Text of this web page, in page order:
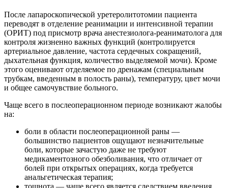
После лапароскопической уретеролитотомии пациента
переводят в отделение реанимации и интенсивной терапии
(ОРИТ) под присмотр врача анестезиолога-реаниматолога для
контроля жизненно важных функций (контролируется
артериальное давление, частота сердечных сокращений,
дыхательная функция, количество выделяемой мочи). Кроме
этого оценивают отделяемое по дренажам (специальным
трубкам, введенным в полость раны), температуру, цвет мочи
и общее самочувствие больного.
Чаще всего в послеоперационном периоде возникают жалобы
на:
боли в области послеоперационной раны —
большинство пациентов ощущают незначительные
боли, которые зачастую даже не требуют
медикаментозного обезболивания, что отличает от
болей при открытых операциях, когда требуется
анальгетическая терапия;
тошнота — чаще всего является следствием введения